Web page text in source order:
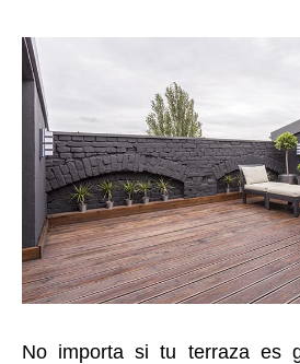
No importa si tu terraza es